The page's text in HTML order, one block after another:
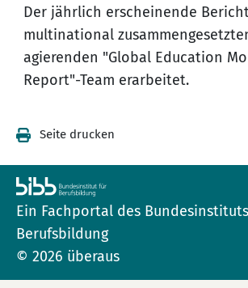
Der jährlich erscheinende
multinational
agierenden "Global Education
Report"-Team erarbeitet.
Seite drucken
Ein Fachportal des
Berufsbildung
© 2026 überaus